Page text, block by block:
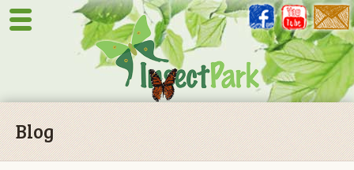
Blog